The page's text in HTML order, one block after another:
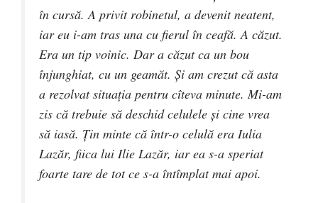
în cursă. A privit robinetul, a devenit neatent,
iar eu i-am tras una cu fierul în ceafă. A căzut.
Era un tip voinic. Dar a căzut ca un bou
înjunghiat, cu un geamăt. Şi am crezut că asta
a rezolvat situaţia pentru cîteva minute. Mi-am
zis că trebuie să deschid celulele şi cine vrea
să iasă. Ţin minte că într-o celulă era Iulia
Lazăr, fiica lui Ilie Lazăr, iar ea s-a speriat
foarte tare de tot ce s-a întîmplat mai apoi.